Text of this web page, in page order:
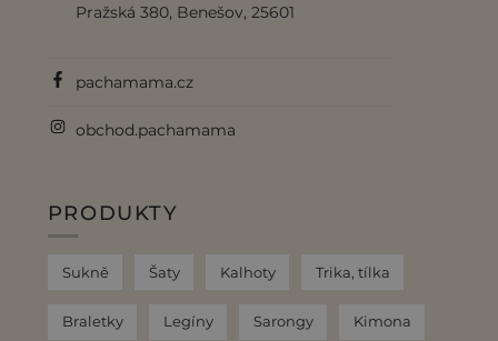
Pražská 380, Benešov, 25601
pachamama.cz
obchod.pachamama
PRODUKTY
Sukně Šaty Kalhoty Trika, tílka
Braletky Legíny Sarongy Kimona